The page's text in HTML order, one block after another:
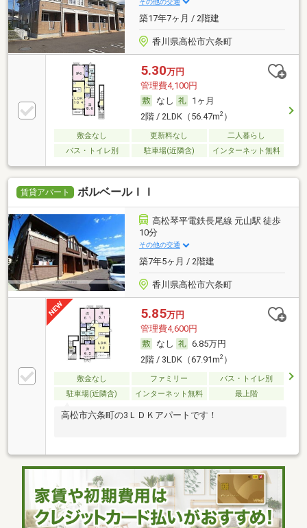
その他の交通
築17年7ヶ月 / 2階建
香川県高松市六条町
5.30万円
管理費4,100円
なし
1ヶ月
2階 / 2LDK（56.47m2）
敷金なし 更新料なし
二人暮らし
バス・トイレ別
駐車場(近隣含) インターネット無料
賃貸アパート ボルベールＩＩ
高松琴平電鉄長尾線 元山駅 徒歩
10分
その他の交通
築7年5ヶ月 / 2階建
香川県高松市六条町
5.85万円
管理費4,600円
なし
6.85万円
2階 / 3LDK（67.91m2）
敷金なし ファミリー
バス・トイレ別
駐車場(近隣含)
インターネット無料 最上階
高松市六条町の3ＬＤＫアパートです！